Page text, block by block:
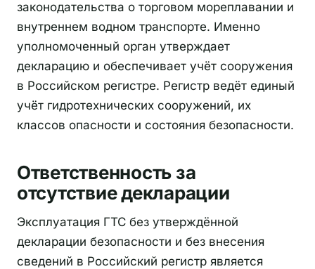
законодательства о торговом мореплавании и
внутреннем водном транспорте. Именно
уполномоченный орган утверждает
декларацию и обеспечивает учёт сооружения
в Российском регистре. Регистр ведёт единый
учёт гидротехнических сооружений, их
классов опасности и состояния безопасности.
Ответственность за
отсутствие декларации
Эксплуатация ГТС без утверждённой
декларации безопасности и без внесения
сведений в Российский регистр является